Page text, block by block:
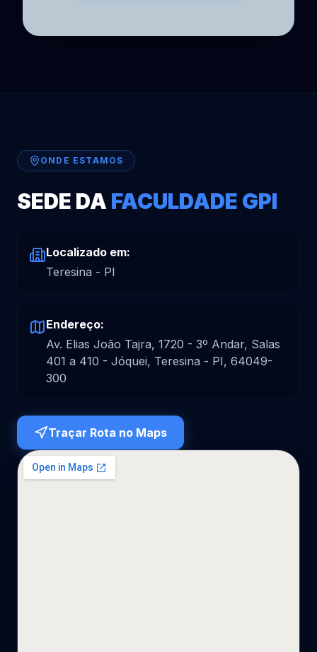
ONDE ESTAMOS
SEDE DA FACULDADE GPI
Localizado em:
Teresina - PI
Endereço:
Av. Elias João Tajra, 1720 - 3º Andar, Salas
401 a 410 - Jóquei, Teresina - PI, 64049-
300
Traçar Rota no Maps
Carregando mapa...